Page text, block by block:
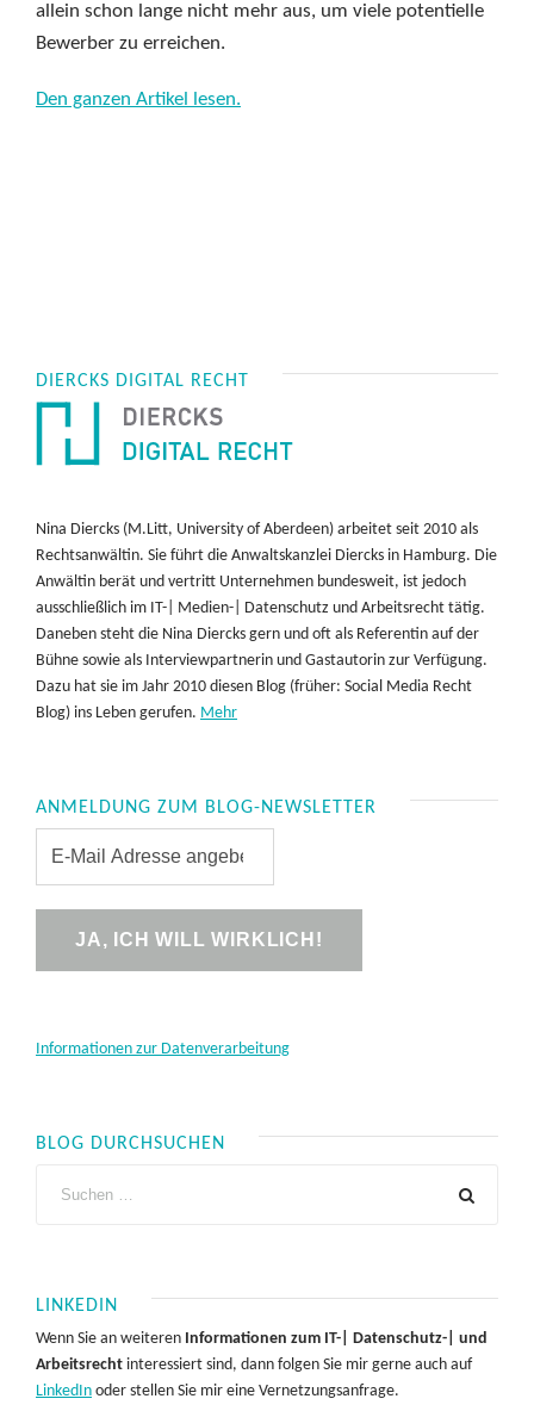
allein schon lange nicht mehr aus, um viele potentielle
Bewerber zu erreichen.
Den ganzen Artikel lesen.
DIERCKS DIGITAL RECHT
Nina Diercks (M.Litt, University of Aberdeen) arbeitet seit 2010 als
Rechtsanwältin. Sie führt die Anwaltskanzlei Diercks in Hamburg. Die
Anwältin berät und vertritt Unternehmen bundesweit, ist jedoch
ausschließlich im IT-| Medien-| Datenschutz und Arbeitsrecht tätig.
Daneben steht die Nina Diercks gern und oft als Referentin auf der
Bühne sowie als Interviewpartnerin und Gastautorin zur Verfügung.
Dazu hat sie im Jahr 2010 diesen Blog (früher: Social Media Recht
Blog) ins Leben gerufen. Mehr
ANMELDUNG ZUM BLOG-NEWSLETTER
Informationen zur Datenverarbeitung
BLOG DURCHSUCHEN
LINKEDIN
Wenn Sie an weiteren Informationen zum IT-| Datenschutz-| und
Arbeitsrecht interessiert sind, dann folgen Sie mir gerne auch auf
LinkedIn oder stellen Sie mir eine Vernetzungsanfrage.